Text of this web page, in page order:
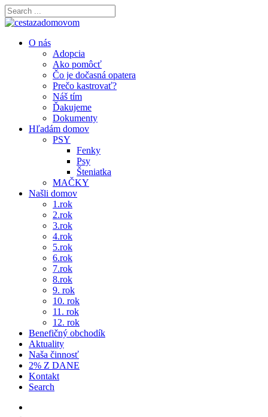
O nás
Adopcia
Ako pomôcť
Čo je dočasná opatera
Prečo kastrovať?
Náš tím
Ďakujeme
Dokumenty
Hľadám domov
PSY
Fenky
Psy
Šteniatka
MAČKY
Našli domov
1.rok
2.rok
3.rok
4.rok
5.rok
6.rok
7.rok
8.rok
9. rok
10. rok
11. rok
12. rok
Benefičný obchodík
Aktuality
Naša činnosť
2% Z DANE
Kontakt
Search